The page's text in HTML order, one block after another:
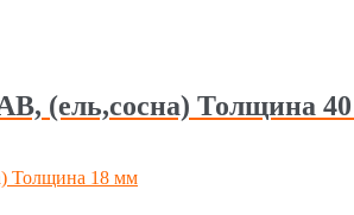
(ель,сосна) Толщина